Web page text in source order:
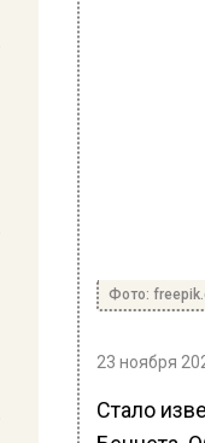
Фото:
23 ноября
Стало